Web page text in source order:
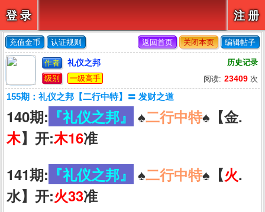
注 册
登 录
充值金币 认证规则 返回首页 关闭本页 编辑帖子
作者 礼仪之邦
历史记录
级别
一级高手 阅读: 23409次
155期：礼仪之邦【二行中特】〓 发财之道
140期: 『礼仪之邦』 ♠️二行中特♠️【金.
木】开:木16准
141期: 『礼仪之邦』 ♠️二行中特♠️【火.
水】开:火33准